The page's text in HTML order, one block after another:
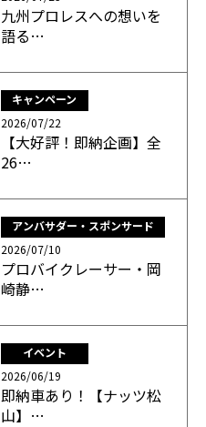
九州プロレスへの想いを
語る…
キャンペーン
2026/07/22
【大好評！即納企画】全
26…
アンバサダー・スポンサード
2026/07/10
プロバイクレーサー・岡
崎静…
イベント
2026/06/19
即納車あり！【ナッツ松
山】…